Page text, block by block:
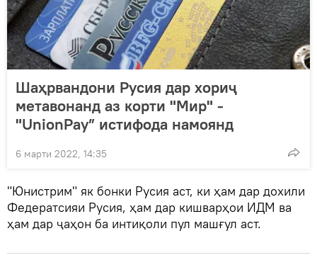
Шаҳрвандони Русия дар хориҷ
метавонанд аз корти "Мир" -
"UnionPay” истифода намоянд
6 марти 2022, 14:35
"Юнистрим" як бонки Русия аст, ки ҳам дар дохили
Федератсияи Русия, ҳам дар кишварҳои ИДМ ва
ҳам дар ҷаҳон ба интиқоли пул машғул аст.